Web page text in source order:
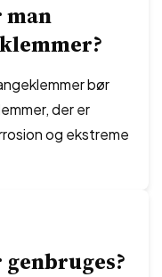
man
bør
der er
og ekstreme